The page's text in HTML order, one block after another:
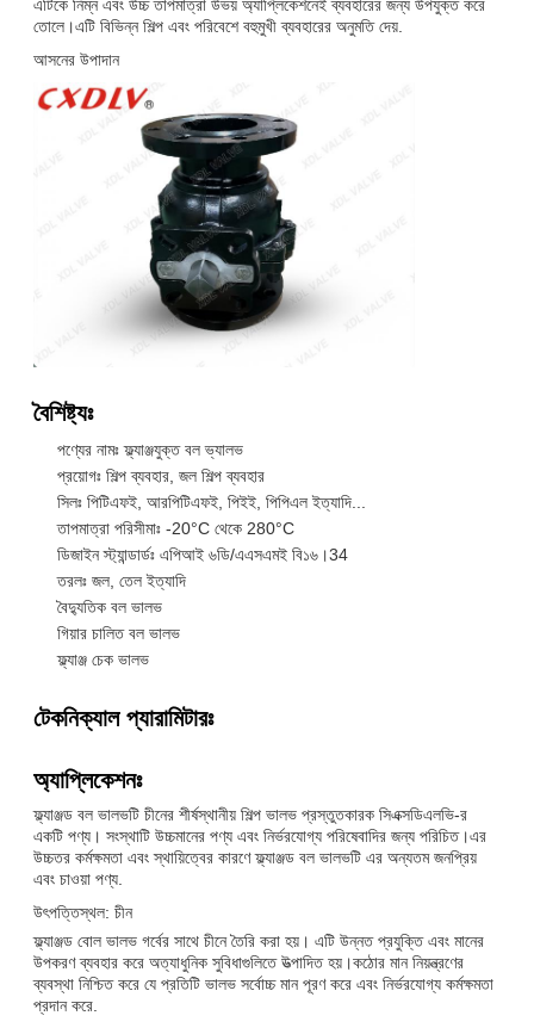
এটিকে নিম্ন এবং উচ্চ তাপমাত্রা উভয় অ্যাপ্লিকেশনেই ব্যবহারের জন্য উপযুক্ত করে
তোলে।এটি বিভিন্ন শিল্প এবং পরিবেশে বহুমুখী ব্যবহারের অনুমতি দেয়.
আসনের উপাদান
বৈশিষ্ট্যঃ
পণ্যের নামঃ ফ্ল্যাঞ্জযুক্ত বল ভ্যালভ
প্রয়োগঃ শিল্প ব্যবহার, জল শিল্প ব্যবহার
সিলঃ পিটিএফই, আরপিটিএফই, পিইই, পিপিএল ইত্যাদি...
তাপমাত্রা পরিসীমাঃ -20°C থেকে 280°C
ডিজাইন স্ট্যান্ডার্ডঃ এপিআই ৬ডি/এএসএমই বি১৬।34
তরলঃ জল, তেল ইত্যাদি
বৈদ্যুতিক বল ভালভ
গিয়ার চালিত বল ভালভ
ফ্ল্যাঞ্জ চেক ভালভ
টেকনিক্যাল প্যারামিটারঃ
অ্যাপ্লিকেশনঃ
ফ্ল্যাঞ্জড বল ভালভটি চীনের শীর্ষস্থানীয় শিল্প ভালভ প্রস্তুতকারক সিএক্সডিএলভি-র
একটি পণ্য। সংস্থাটি উচ্চমানের পণ্য এবং নির্ভরযোগ্য পরিষেবাদির জন্য পরিচিত।এর
উচ্চতর কর্মক্ষমতা এবং স্থায়িত্বের কারণে ফ্ল্যাঞ্জড বল ভালভটি এর অন্যতম জনপ্রিয়
এবং চাওয়া পণ্য.
উৎপত্তিস্থল: চীন
ফ্ল্যাঞ্জড বোল ভালভ গর্বের সাথে চীনে তৈরি করা হয়। এটি উন্নত প্রযুক্তি এবং মানের
উপকরণ ব্যবহার করে অত্যাধুনিক সুবিধাগুলিতে উত্পাদিত হয়।কঠোর মান নিয়ন্ত্রণের
ব্যবস্থা নিশ্চিত করে যে প্রতিটি ভালভ সর্বোচ্চ মান পূরণ করে এবং নির্ভরযোগ্য কর্মক্ষমতা
প্রদান করে.